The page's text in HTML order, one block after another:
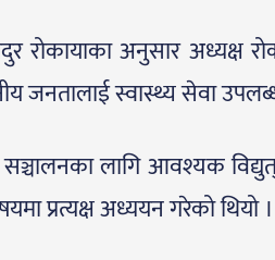
रोकायाका अनुसार
जनतालाई स्वास्थ्य सेवा
लागि आवश्यक
प्रत्यक्ष अध्ययन गरेको थियो ।